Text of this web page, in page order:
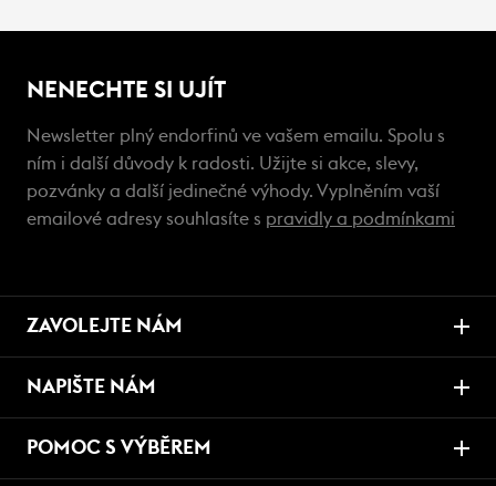
NENECHTE SI UJÍT
Newsletter plný endorfinů ve vašem emailu. Spolu s
ním i další důvody k radosti. Užijte si akce, slevy,
pozvánky a další jedinečné výhody. Vyplněním vaší
emailové adresy souhlasíte s pravidly a podmínkami
ZAVOLEJTE NÁM
NAPIŠTE NÁM
POMOC S VÝBĚREM